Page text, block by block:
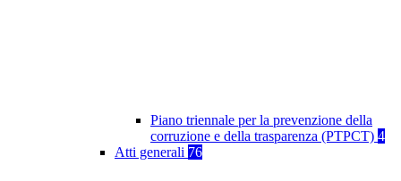
Piano triennale per la prevenzione della
corruzione e della trasparenza (PTPCT) 4
Atti generali 76